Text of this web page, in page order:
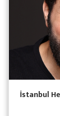
İstanbul